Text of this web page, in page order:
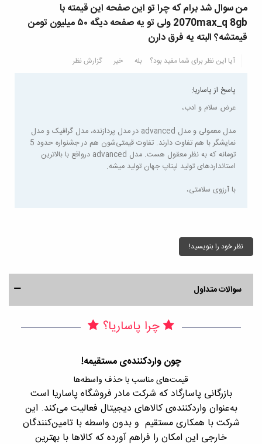
من سوال شد برام که چرا تو این صفحه این قیمته با
2070max_q 8gb ولی تو یه صفحه دیگه ۵۰ میلیون تومن
قیمتشه؟ البته یه فرق دارن
آیا این نظر برای شما مفید بود؟ بله خیر گزارش نظر
پاسخ از پاساریا:
عرض سلام و ادب،
مدل معمولی و مدل advanced در مدل پردازنده، مدل گرافیک و مدل
نمایشگر با هم تفاوت دارند. تفاوت قیمتی‌شون هم در جشنواره حدود 5
تومانه که به نظر معقول هست. مدل advanced درواقع با بالاترین
استانداردهای تولید لپتاپ جهان تولید میشه.
با آرزوی سلامتی،
نظر خود را بنویسید!
سوالات متداول
چرا پاساریا؟
چون واردکننده‌ی مستقیمه!
قیمت‌های مناسب با حذف واسطه‌ها
بازرگانی پاسارگاد که شرکت مادر فروشگاه پاساریا است
به‌عنوان واردکننده‌ی کالاهای دیجیتال فعالیت می‌کند. این
شرکت با همکاری مستقیم و بدون واسطه با تامین‌کنندگان
خارجی این امکان را فراهم آورده که کالاها با بهترین